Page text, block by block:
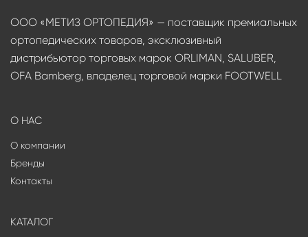
ООО «МЕТИЗ ОРТОПЕДИЯ» — поставщик премиальных
ортопедических товаров, эксклюзивный
дистрибьютор торговых марок ORLIMAN, SALUBER,
OFA Bamberg, владелец торговой марки FOOTWELL
О НАС
О компании
Бренды
Контакты
КАТАЛОГ